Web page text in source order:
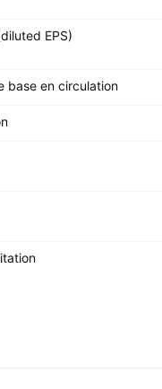
EPS)
base en circulation